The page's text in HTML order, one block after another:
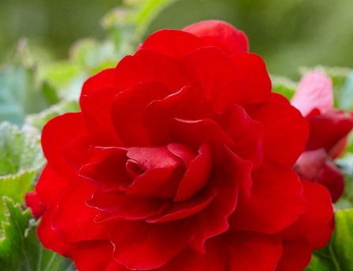
Обратный звонок Заказать обратный звонок
Каталог
Семена
Грунты
Газонные травы, сидераты
Горшки, рассадники, аксессуары
Посадочный материал
Садовый инструмент, инвентарь